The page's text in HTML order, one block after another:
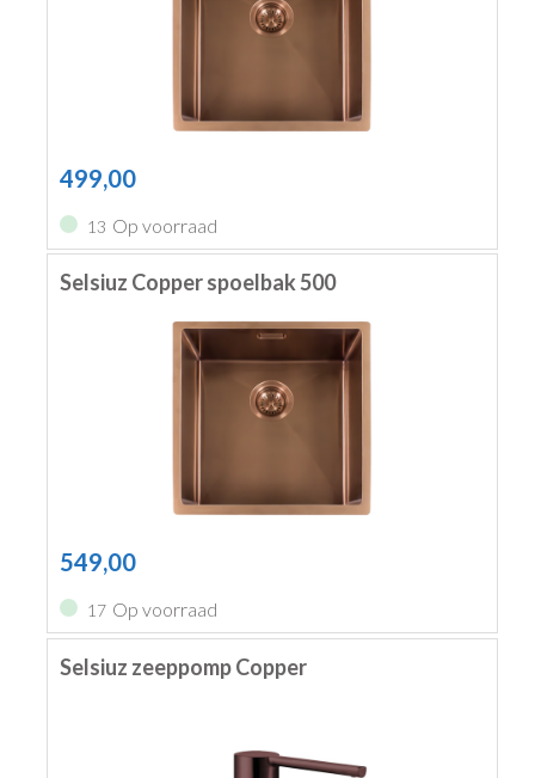
499,00
13 Op voorraad
Selsiuz Copper spoelbak 500
549,00
17 Op voorraad
Selsiuz zeeppomp Copper